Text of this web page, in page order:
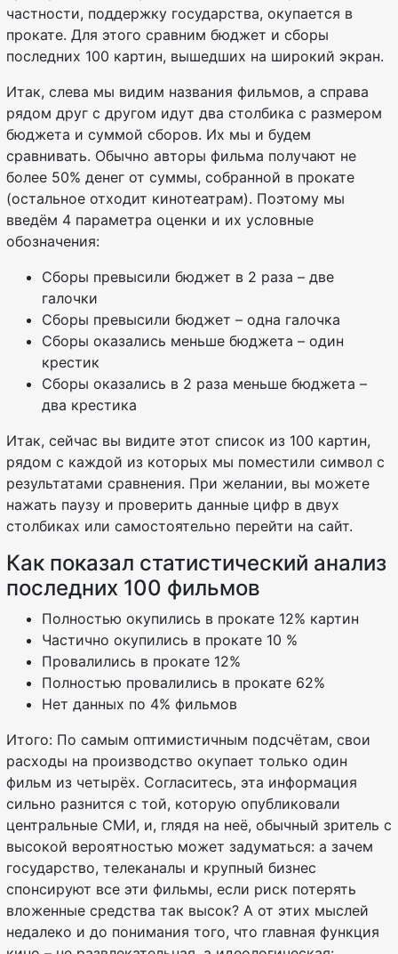
частности, поддержку государства, окупается в
прокате. Для этого сравним бюджет и сборы
последних 100 картин, вышедших на широкий экран.
Итак, слева мы видим названия фильмов, а справа
рядом друг с другом идут два столбика с размером
бюджета и суммой сборов. Их мы и будем
сравнивать. Обычно авторы фильма получают не
более 50% денег от суммы, собранной в прокате
(остальное отходит кинотеатрам). Поэтому мы
введём 4 параметра оценки и их условные
обозначения:
Сборы превысили бюджет в 2 раза – две
галочки
Сборы превысили бюджет – одна галочка
Сборы оказались меньше бюджета – один
крестик
Сборы оказались в 2 раза меньше бюджета –
два крестика
Итак, сейчас вы видите этот список из 100 картин,
рядом с каждой из которых мы поместили символ с
результатами сравнения. При желании, вы можете
нажать паузу и проверить данные цифр в двух
столбиках или самостоятельно перейти на сайт.
Как показал статистический анализ
последних 100 фильмов
Полностью окупились в прокате 12% картин
Частично окупились в прокате 10 %
Провалились в прокате 12%
Полностью провалились в прокате 62%
Нет данных по 4% фильмов
Итого: По самым оптимистичным подсчётам, свои
расходы на производство окупает только один
фильм из четырёх. Согласитесь, эта информация
сильно разнится с той, которую опубликовали
центральные СМИ, и, глядя на неё, обычный зритель с
высокой вероятностью может задуматься: а зачем
государство, телеканалы и крупный бизнес
спонсируют все эти фильмы, если риск потерять
вложенные средства так высок? А от этих мыслей
недалеко и до понимания того, что главная функция